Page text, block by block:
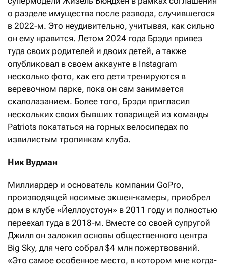
о разделе имущества после развода, случившегося
в 2022-м. Это неудивительно, учитывая, как сильно
он ему нравится. Летом 2024 года Брэди привез
туда своих родителей и двоих детей, а также
опубликовал в своем аккаунте в Instagram
несколько фото, как его дети тренируются в
веревочном парке, пока он сам занимается
скалолазанием. Более того, Брэди пригласил
нескольких своих бывших товарищей из команды
Patriots покататься на горных велосипедах по
извилистым тропинкам клуба.
Ник Вудман
Миллиардер и основатель компании GoPro,
производящей носимые экшен-камеры, приобрел
дом в клубе «Йеллоустоун» в 2011 году и полностью
переехал туда в 2018-м. Вместе со своей супругой
Джилл он заложил основы общественного центра
Big Sky, для чего собрал $4 млн пожертвований.
«Это самое особенное место, в котором мне когда-